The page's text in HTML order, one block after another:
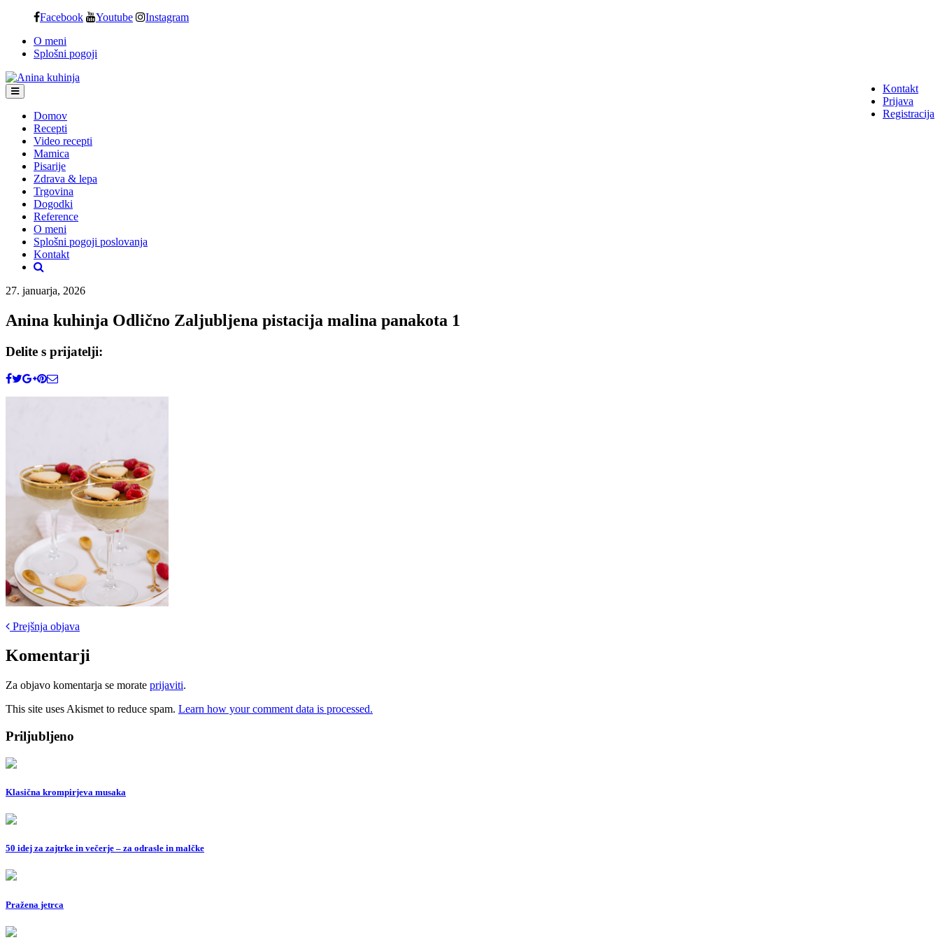
content
Facebook Youtube Instagram
O meni
Splošni pogoji
Kontakt
Prijava
Registracija
Domov
Recepti
Video recepti
Mamica
Pisarije
Zdrava & lepa
Trgovina
Dogodki
Reference
O meni
Splošni pogoji poslovanja
Kontakt
27. januarja, 2026
Anina kuhinja Odlično Zaljubljena pistacija malina panakota 1
Delite s prijatelji:
Post
navigation
Prejšnja objava
Komentarji
Za objavo komentarja se morate prijaviti.
This site uses Akismet to reduce spam. Learn how your comment data is processed.
Priljubljeno
Klasična krompirjeva musaka
50 idej za zajtrke in večerje – za odrasle in malčke
Pražena jetrca